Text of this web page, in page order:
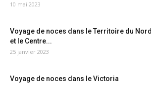
10 mai 2023
Voyage de noces dans le Territoire du Nord
et le Centre...
25 janvier 2023
Voyage de noces dans le Victoria